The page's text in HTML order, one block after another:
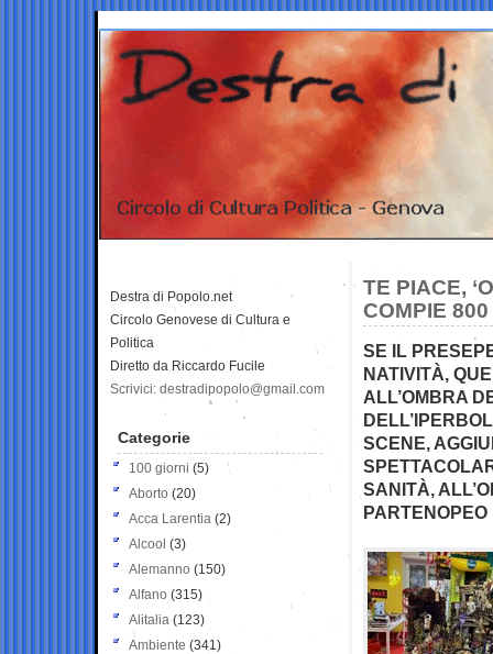
TE PIACE,
COMPIE
SE IL
NATIVITÀ,
ALL’OMBRA
SCENE,
SANITÀ,
PARTENOPEO
Destra di Popolo.net
Circolo Genovese di Cultura e
Politica
Diretto da Riccardo Fucile
Scrivici: destradipopolo@gmail.com
Categorie
100 giorni (5)
Aborto (20)
Acca Larentia (2)
Alcool (3)
Alemanno (150)
Alfano (315)
Alitalia (123)
Ambiente (341)